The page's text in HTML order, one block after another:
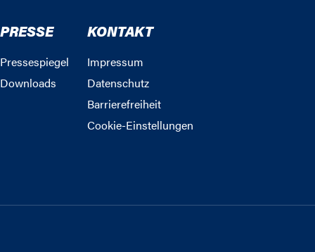
PRESSE
Pressespiegel
Downloads
KONTAKT
Impressum
Datenschutz
Barrierefreiheit
Cookie-Einstellungen